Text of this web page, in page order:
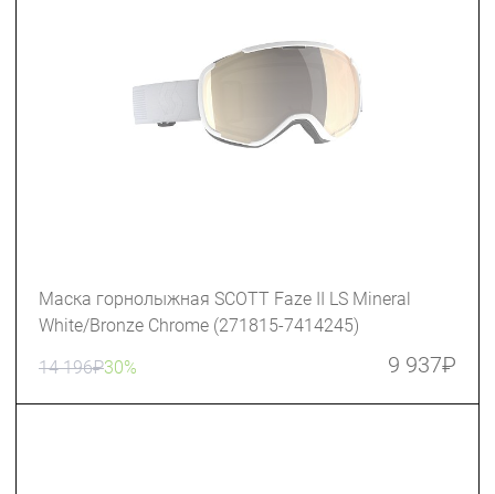
Маска горнолыжная SCOTT Faze II LS Mineral
White/Bronze Chrome (271815-7414245)
14 196₽30% 9 937₽